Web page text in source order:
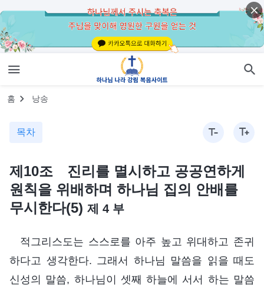
홈 낭송
목차
제10조 진리를 멸시하고 공공연하게
원칙을 위배하며 하나님 집의 안배를
무시한다(5) 제 4 부
적그리스도는 스스로를 아주 높고 위대하고 존귀
하다고 생각한다. 그래서 하나님 말씀을 읽을 때도
신성의 말씀, 하나님이 셋째 하늘에 서서 하는 말씀